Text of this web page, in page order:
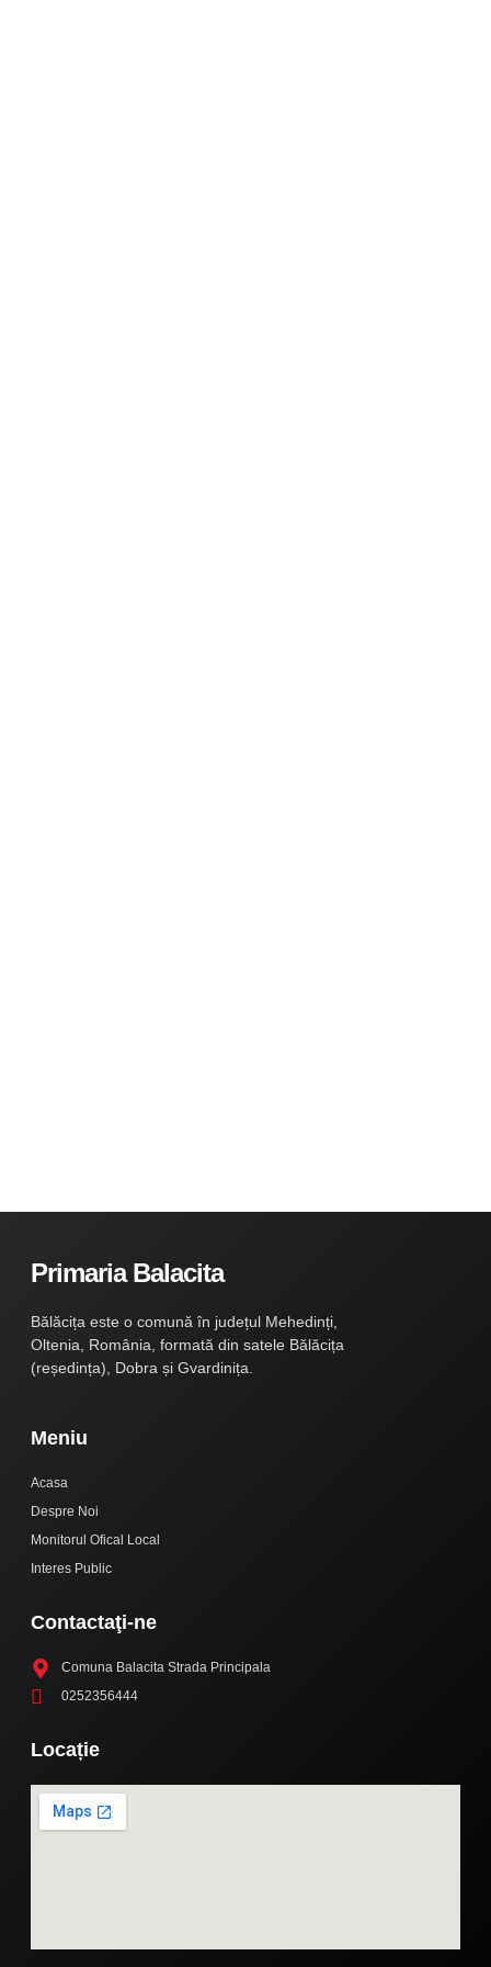
Primaria Balacita
Bălăcița este o comună în județul Mehedinți,
Oltenia, România, formată din satele Bălăcița
(reședința), Dobra și Gvardinița.
Meniu
Acasa
Despre Noi
Monitorul Ofical Local
Interes Public
Contactaţi-ne
Comuna Balacita Strada Principala
0252356444
Locație